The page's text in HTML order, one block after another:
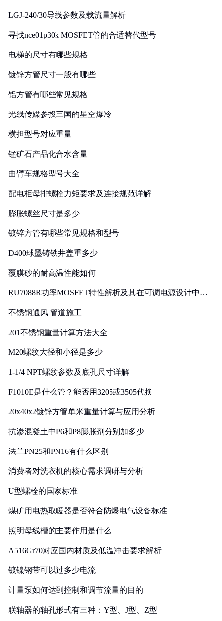
LGJ-240/30导线参数及载流量解析
寻找nce01p30k MOSFET管的合适替代型号
电梯的尺寸有哪些规格
镀锌方管尺寸一般有哪些
铝方管有哪些常见规格
光线传媒参投三国的星空爆冷
横担型号对应重量
锰矿石产品化合水含量
曲臂车规格型号大全
配电柜母排螺栓力矩要求及连接规范详解
膨胀螺丝尺寸是多少
镀锌方管有哪些常见规格和型号
D400球墨铸铁井盖重多少
覆膜砂的耐高温性能如何
RU7088R功率MOSFET特性解析及其在可调电源设计中的
不锈钢通风 管道施工
201不锈钢重量计算方法大全
M20螺纹大径和小径是多少
1-1/4 NPT螺纹参数及底孔尺寸详解
F1010E是什么管？能否用3205或3505代换
20x40x2镀锌方管单米重量计算与应用分析
抗渗混凝土中P6和P8膨胀剂分别加多少
法兰PN25和PN16有什么区别
消费者对洗衣机的核心需求调研与分析
U型螺栓的国家标准
煤矿用电热取暖器是否符合防爆电气设备标准
照明母线槽的主要作用是什么
A516Gr70对应国内材质及低温冲击要求解析
镀镍钢带可以过多少电流
计量泵如何达到控制和调节流量的目的
联轴器的轴孔形式有三种：Y型、J型、Z型